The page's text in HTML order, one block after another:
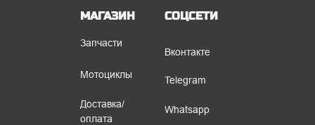
Whatsapp
Telegram
Вконтакте
СОЦСЕТИ
Доставка/
оплата
Мотоциклы
Запчасти
МАГАЗИН